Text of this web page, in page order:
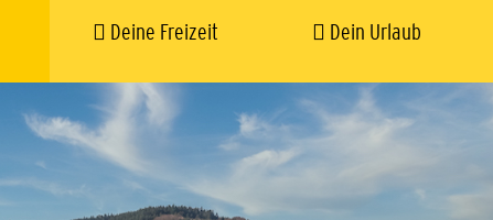
Deine Freizeit Dein Urlaub